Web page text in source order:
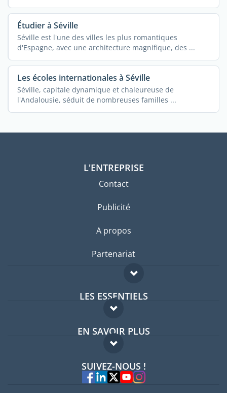
Étudier à Séville
Séville est l'une des villes les plus romantiques
d'Espagne, avec une architecture magnifique, des ...
Les écoles internationales à Séville
Séville, capitale dynamique et chaleureuse de
l'Andalousie, séduit de nombreuses familles ...
L'ENTREPRISE
Contact
Publicité
A propos
Partenariat
LES ESSENTIELS
Forum expatriés
Guides pays
EN SAVOIR PLUS
FAQ
Experts
SUIVEZ-NOUS !